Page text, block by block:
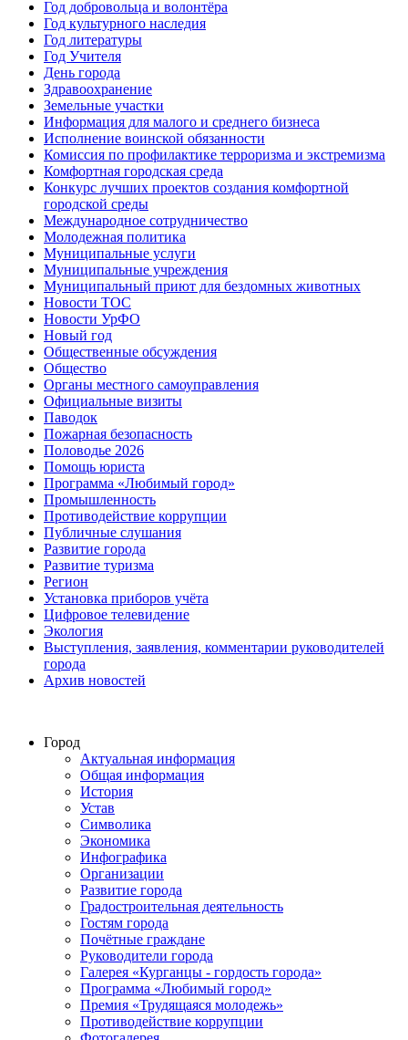
Год добровольца и волонтёра
Год культурного наследия
Год литературы
Год Учителя
День города
Здравоохранение
Земельные участки
Информация для малого и среднего бизнеса
Исполнение воинской обязанности
Комиссия по профилактике терроризма и экстремизма
Комфортная городская среда
Конкурс лучших проектов создания комфортной
городской среды
Международное сотрудничество
Молодежная политика
Муниципальные услуги
Муниципальные учреждения
Муниципальный приют для бездомных животных
Новости ТОС
Новости УрФО
Новый год
Общественные обсуждения
Общество
Органы местного самоуправления
Официальные визиты
Паводок
Пожарная безопасность
Половодье 2026
Помощь юриста
Программа «Любимый город»
Промышленность
Противодействие коррупции
Публичные слушания
Развитие города
Развитие туризма
Регион
Установка приборов учёта
Цифровое телевидение
Экология
Выступления, заявления, комментарии руководителей
города
Архив новостей
Город
Актуальная информация
Общая информация
История
Устав
Символика
Экономика
Инфографика
Организации
Развитие города
Градостроительная деятельность
Гостям города
Почётные граждане
Руководители города
Галерея «Курганцы - гордость города»
Программа «Любимый город»
Премия «Трудящаяся молодежь»
Противодействие коррупции